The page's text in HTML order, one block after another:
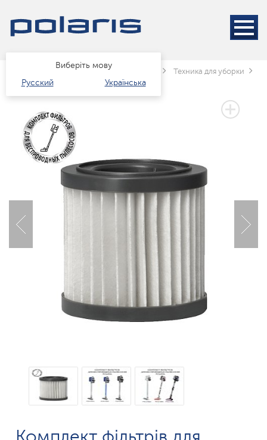
Виберіть мову
Русский
Українська
Каталог Техніка для дому Техника для уборки